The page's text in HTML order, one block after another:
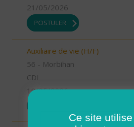
21/05/2026
POSTULER
Auxiliaire de vie (H/F)
56 - Morbihan
CDI
19/05/2026
Ce site